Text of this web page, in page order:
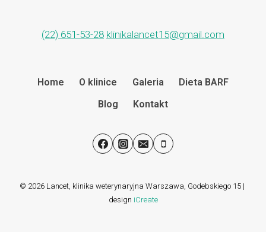
(22) 651-53-28 klinikalancet15@gmail.com
Home O klinice Galeria
Dieta BARF
Blog
Kontakt
© 2026 Lancet, klinika weterynaryjna Warszawa, Godebskiego 15 |
design iCreate